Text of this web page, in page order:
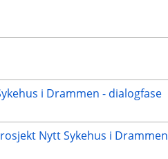
i Drammen - dialogfase
Nytt Sykehus i Drammen